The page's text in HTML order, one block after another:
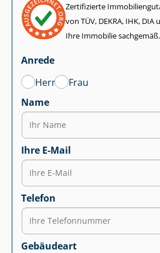
Zertifizierte
von TÜV, DEKRA, IHK, DIA
Ihre Immobilie sachgemäß.
Anrede
Herr
Frau
Name
Ihre E-Mail
Telefon
Gebäudeart